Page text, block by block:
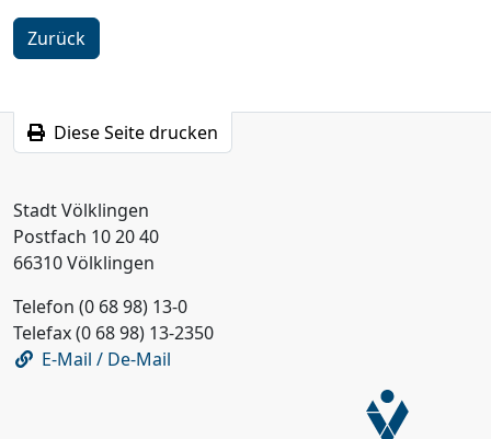
Zurück
Diese Seite drucken
Stadt Völklingen
Postfach 10 20 40
66310 Völklingen
Telefon (0 68 98) 13-0
Telefax (0 68 98) 13-2350
E-Mail / De-Mail